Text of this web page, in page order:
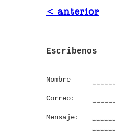
< anterior
Escribenos
Nombre
Correo:
Mensaje: